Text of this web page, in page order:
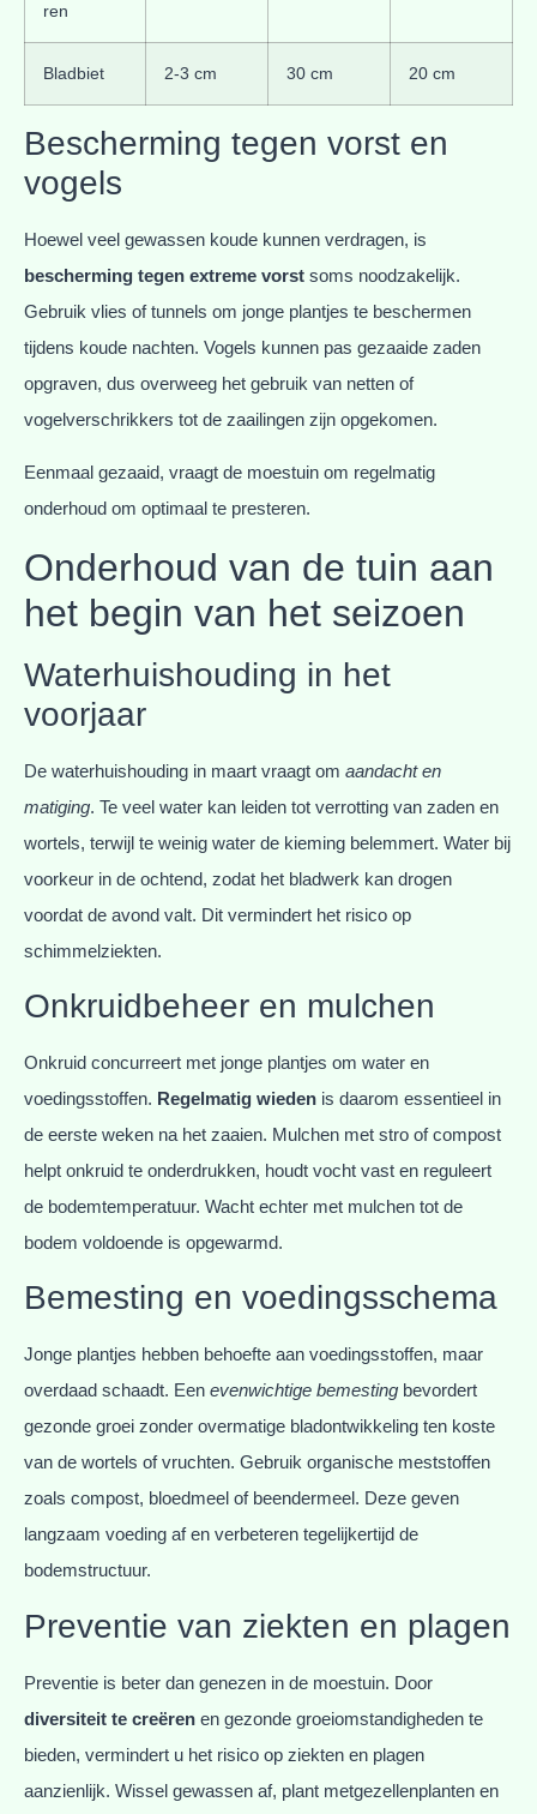
ren
Bladbiet 2-3 cm 30 cm 20 cm
Bescherming tegen vorst en
vogels
Hoewel veel gewassen koude kunnen verdragen, is
bescherming tegen extreme vorst soms noodzakelijk.
Gebruik vlies of tunnels om jonge plantjes te beschermen
tijdens koude nachten. Vogels kunnen pas gezaaide zaden
opgraven, dus overweeg het gebruik van netten of
vogelverschrikkers tot de zaailingen zijn opgekomen.
Eenmaal gezaaid, vraagt de moestuin om regelmatig
onderhoud om optimaal te presteren.
Onderhoud van de tuin aan
het begin van het seizoen
Waterhuishouding in het
voorjaar
De waterhuishouding in maart vraagt om aandacht en
matiging. Te veel water kan leiden tot verrotting van zaden en
wortels, terwijl te weinig water de kieming belemmert. Water bij
voorkeur in de ochtend, zodat het bladwerk kan drogen
voordat de avond valt. Dit vermindert het risico op
schimmelziekten.
Onkruidbeheer en mulchen
Onkruid concurreert met jonge plantjes om water en
voedingsstoffen. Regelmatig wieden is daarom essentieel in
de eerste weken na het zaaien. Mulchen met stro of compost
helpt onkruid te onderdrukken, houdt vocht vast en reguleert
de bodemtemperatuur. Wacht echter met mulchen tot de
bodem voldoende is opgewarmd.
Bemesting en voedingsschema
Jonge plantjes hebben behoefte aan voedingsstoffen, maar
overdaad schaadt. Een evenwichtige bemesting bevordert
gezonde groei zonder overmatige bladontwikkeling ten koste
van de wortels of vruchten. Gebruik organische meststoffen
zoals compost, bloedmeel of beendermeel. Deze geven
langzaam voeding af en verbeteren tegelijkertijd de
bodemstructuur.
Preventie van ziekten en plagen
Preventie is beter dan genezen in de moestuin. Door
diversiteit te creëren en gezonde groeiomstandigheden te
bieden, vermindert u het risico op ziekten en plagen
aanzienlijk. Wissel gewassen af, plant metgezellenplanten en